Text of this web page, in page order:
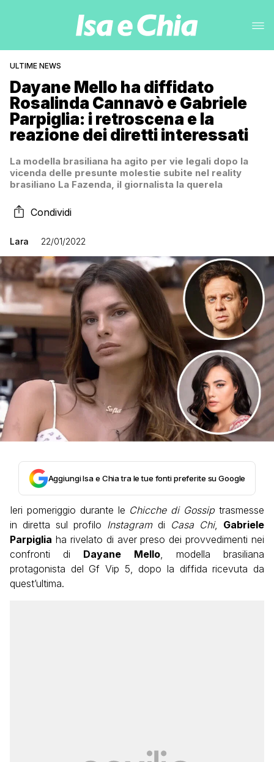
ULTIME NEWS
Dayane Mello ha diffidato
Rosalinda Cannavò e Gabriele
Parpiglia: i retroscena e la
reazione dei diretti interessati
La modella brasiliana ha agito per vie legali dopo la
vicenda delle presunte molestie subite nel reality
brasiliano La Fazenda, il giornalista la querela
Condividi
Lara 22/01/2022
Aggiungi Isa e Chia tra le tue fonti preferite su Google
Ieri pomeriggio durante le Chicche di Gossiptrasmesse
in diretta sul profilo Instagram di Casa Chi, Gabriele
Parpiglia ha rivelato di aver preso dei provvedimenti nei
confronti di Dayane Mello, modella brasiliana
protagonista del Gf Vip 5, dopo la diffida ricevuta da
quest’ultima.